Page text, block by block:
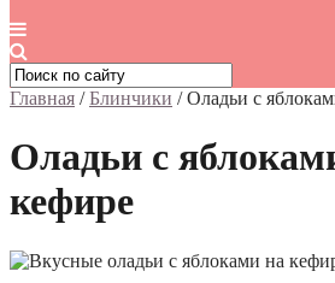
Главная /Блинчики /Оладьи с
Оладьи с
кефире